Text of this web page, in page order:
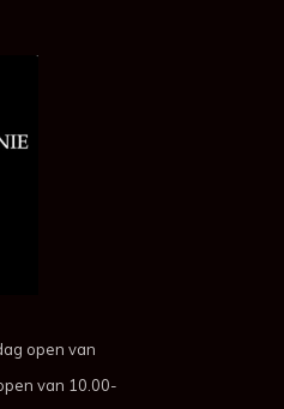
open van
van 10.00-